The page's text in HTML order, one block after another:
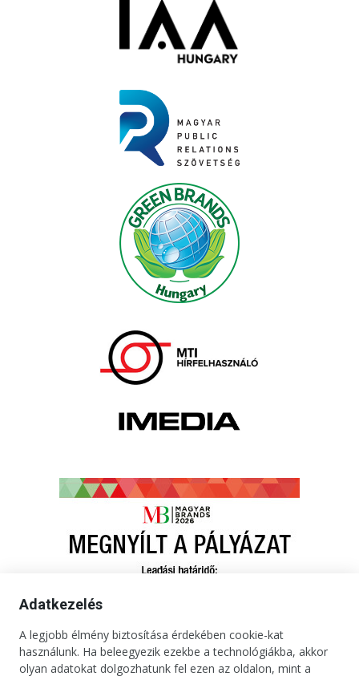
Adatkezelés
A legjobb élmény biztosítása érdekében cookie-kat
használunk. Ha beleegyezik ezekbe a technológiákba, akkor
olyan adatokat dolgozhatunk fel ezen az oldalon, mint a